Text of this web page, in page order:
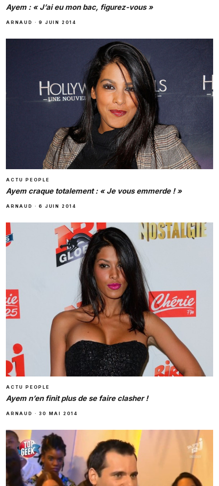
Ayem : « J’ai eu mon bac, figurez-vous »
ARNAUD ·9 JUIN 2014
ACTU PEOPLE
Ayem craque totalement : « Je vous emmerde ! »
ARNAUD ·6 JUIN 2014
ACTU PEOPLE
Ayem n’en finit plus de se faire clasher !
ARNAUD · 30 MAI 2014